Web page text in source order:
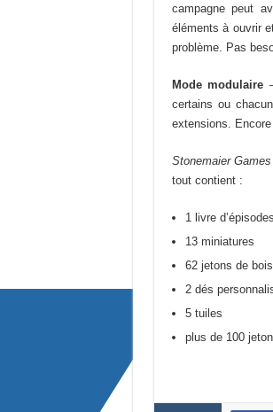
campagne peut
éléments à ouvrir
problème. Pas
Mode modulaire
certains ou
extensions.
Stonemaier Games
tout contient :
1 livre d’épisodes
13 miniatures
62 jetons de bois
2 dés
5 tuiles
plus de 100